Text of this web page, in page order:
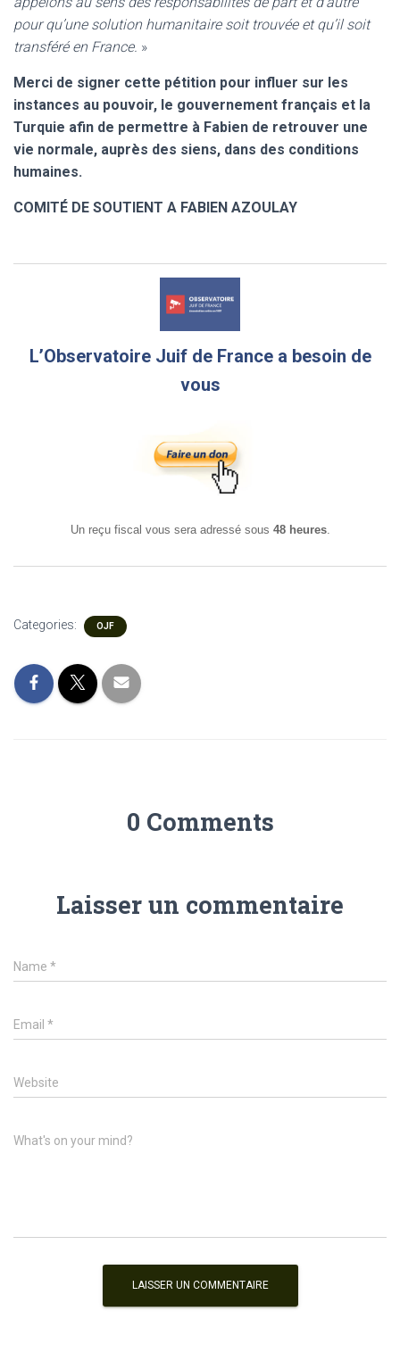
pour qu’une solution humanitaire soit trouvée et qu’il soit
transféré en France. »
Merci de signer cette pétition pour influer sur les
instances au pouvoir, le gouvernement français et la
Turquie afin de permettre à Fabien de retrouver une
vie normale, auprès des siens, dans des conditions
humaines.
COMITÉ DE SOUTIENT A FABIEN AZOULAY
L’Observatoire Juif de France a besoin de
vous
Un reçu fiscal vous sera adressé sous 48 heures.
Categories: OJF
0 Comments
Laisser un commentaire
Name *
Email *
Website
What's on your mind?